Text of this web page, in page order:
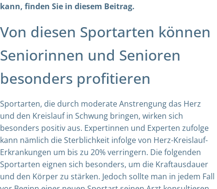
kann, finden Sie in diesem Beitrag.
Von diesen Sportarten können
Seniorinnen und Senioren
besonders profitieren
Sportarten, die durch moderate Anstrengung das Herz
und den Kreislauf in Schwung bringen, wirken sich
besonders positiv aus. Expertinnen und Experten zufolge
kann nämlich die Sterblichkeit infolge von Herz-Kreislauf-
Erkrankungen um bis zu 20% verringern. Die folgenden
Sportarten eignen sich besonders, um die Kraftausdauer
und den Körper zu stärken. Jedoch sollte man in jedem Fall